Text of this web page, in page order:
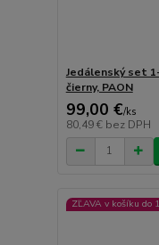
Jedálenský set
čierny, PAON
99,00 €/ks
80,49 € bez DPH
ZĽAVA v košíku do